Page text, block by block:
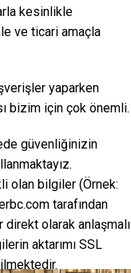
kesinlikle
ve ticari amaçla
yaparken
bizim için çok önemli.
güvenliğinizin
olan bilgiler (Örnek:
tarafından
direkt olarak anlaşmalı
aktarımı SSL